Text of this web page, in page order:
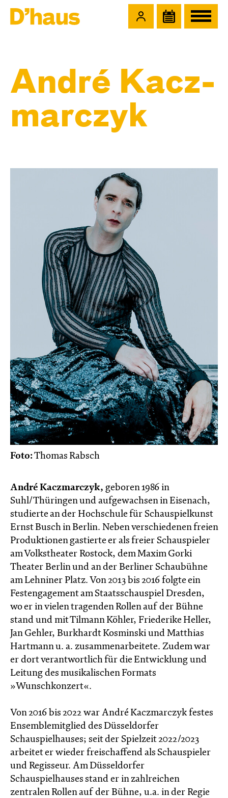
André Kacz­
marc­zyk
Foto:Thomas Rabsch
André Kaczmarczyk, geboren 1986 in
Suhl/Thüringen und aufgewachsen in Eisenach,
studierte an der Hochschule für Schauspielkunst
Ernst Busch in Berlin. Neben verschiedenen freien
Produktionen gastierte er als freier Schauspieler
am Volkstheater Rostock, dem Maxim Gorki
Theater Berlin und an der Berliner Schaubühne
am Lehniner Platz. Von 2013 bis 2016 folgte ein
Festengagement am Staatsschauspiel Dresden,
wo er in vielen tragenden Rollen auf der Bühne
stand und mit Tilmann Köhler, Friederike Heller,
Jan Gehler, Burkhardt Kosminski und Matthias
Hartmann u. a. zusammenarbeitete. Zudem war
er dort verantwortlich für die Entwicklung und
Leitung des musikalischen Formats
»Wunschkonzert«.
Von 2016 bis 2022 war André Kaczmarczyk festes
Ensemblemitglied des Düsseldorfer
Schauspielhauses; seit der Spielzeit 2022/2023
arbeitet er wieder freischaffend als Schauspieler
und Regisseur. Am Düsseldorfer
Schauspielhauses stand er in zahlreichen
zentralen Rollen auf der Bühne, u.a. in der Regie